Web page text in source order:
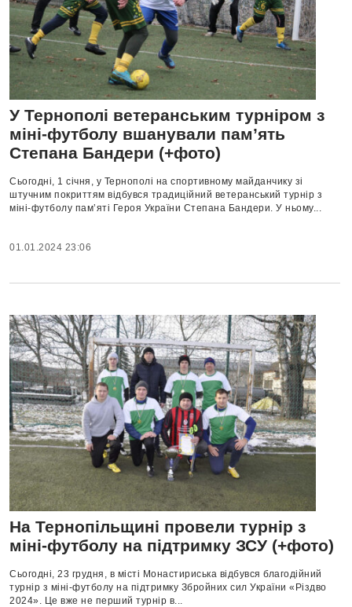
У Тернополі ветеранським турніром з
міні-футболу вшанували пам’ять
Степана Бандери (+фото)
Сьогодні, 1 січня, у Тернополі на спортивному майданчику зі
штучним покриттям відбувся традиційний ветеранський турнір з
міні-футболу пам’яті Героя України Степана Бандери. У ньому...
01.01.2024 23:06
На Тернопільщині провели турнір з
міні-футболу на підтримку ЗСУ (+фото)
Сьогодні, 23 грудня, в місті Монастириська відбувся благодійний
турнір з міні-футболу на підтримку Збройних сил України «Різдво
2024». Це вже не перший турнір в...